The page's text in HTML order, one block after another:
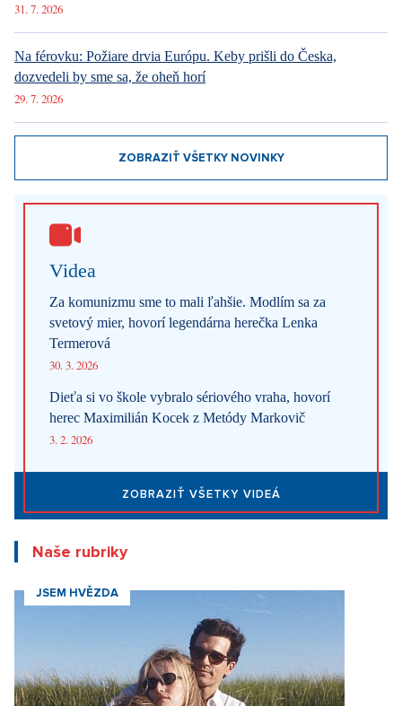
31. 7. 2026
Na férovku: Požiare drvia Európu. Keby prišli do Česka,
dozvedeli by sme sa, že oheň horí
29. 7. 2026
ZOBRAZIŤ VŠETKY NOVINKY
Videa
Za komunizmu sme to mali ľahšie. Modlím sa za
svetový mier, hovorí legendárna herečka Lenka
Termerová
30. 3. 2026
Dieťa si vo škole vybralo sériového vraha, hovorí
herec Maximilián Kocek z Metódy Markovič
3. 2. 2026
ZOBRAZIŤ VŠETKY VIDEÁ
Naše rubriky
JSEM HVĚZDA